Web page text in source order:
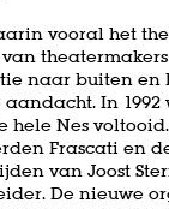
vooral het
naar buiten en
In 1992
hele Nes
Frascati en
van Joost
De nieuwe